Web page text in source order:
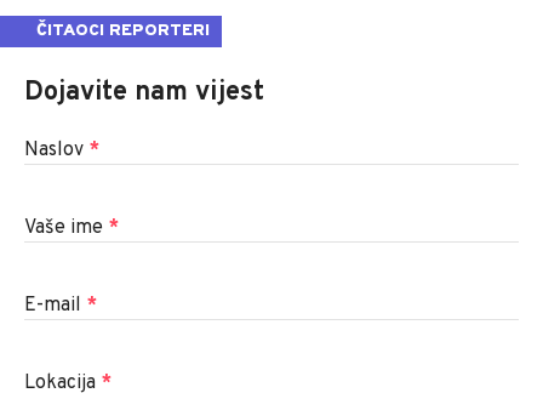
ČITAOCI REPORTERI
Dojavite nam vijest
Naslov *
Vaše ime *
E-mail *
Lokacija *